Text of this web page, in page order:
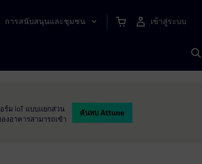
การสนับสนุนและชุมชน เข้าสู่ระบบ
ร์ม IoT แบบแยกส่วน
งอาคารสามารถเข้า
ค้นพบ Attune